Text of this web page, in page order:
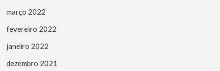
março 2022
fevereiro 2022
janeiro 2022
dezembro 2021